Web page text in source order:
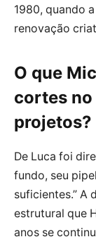
1980, quando
renovação
O que
cortes
projetos?
De Luca foi
fundo, seu
suficientes.” A
estrutural que
anos se